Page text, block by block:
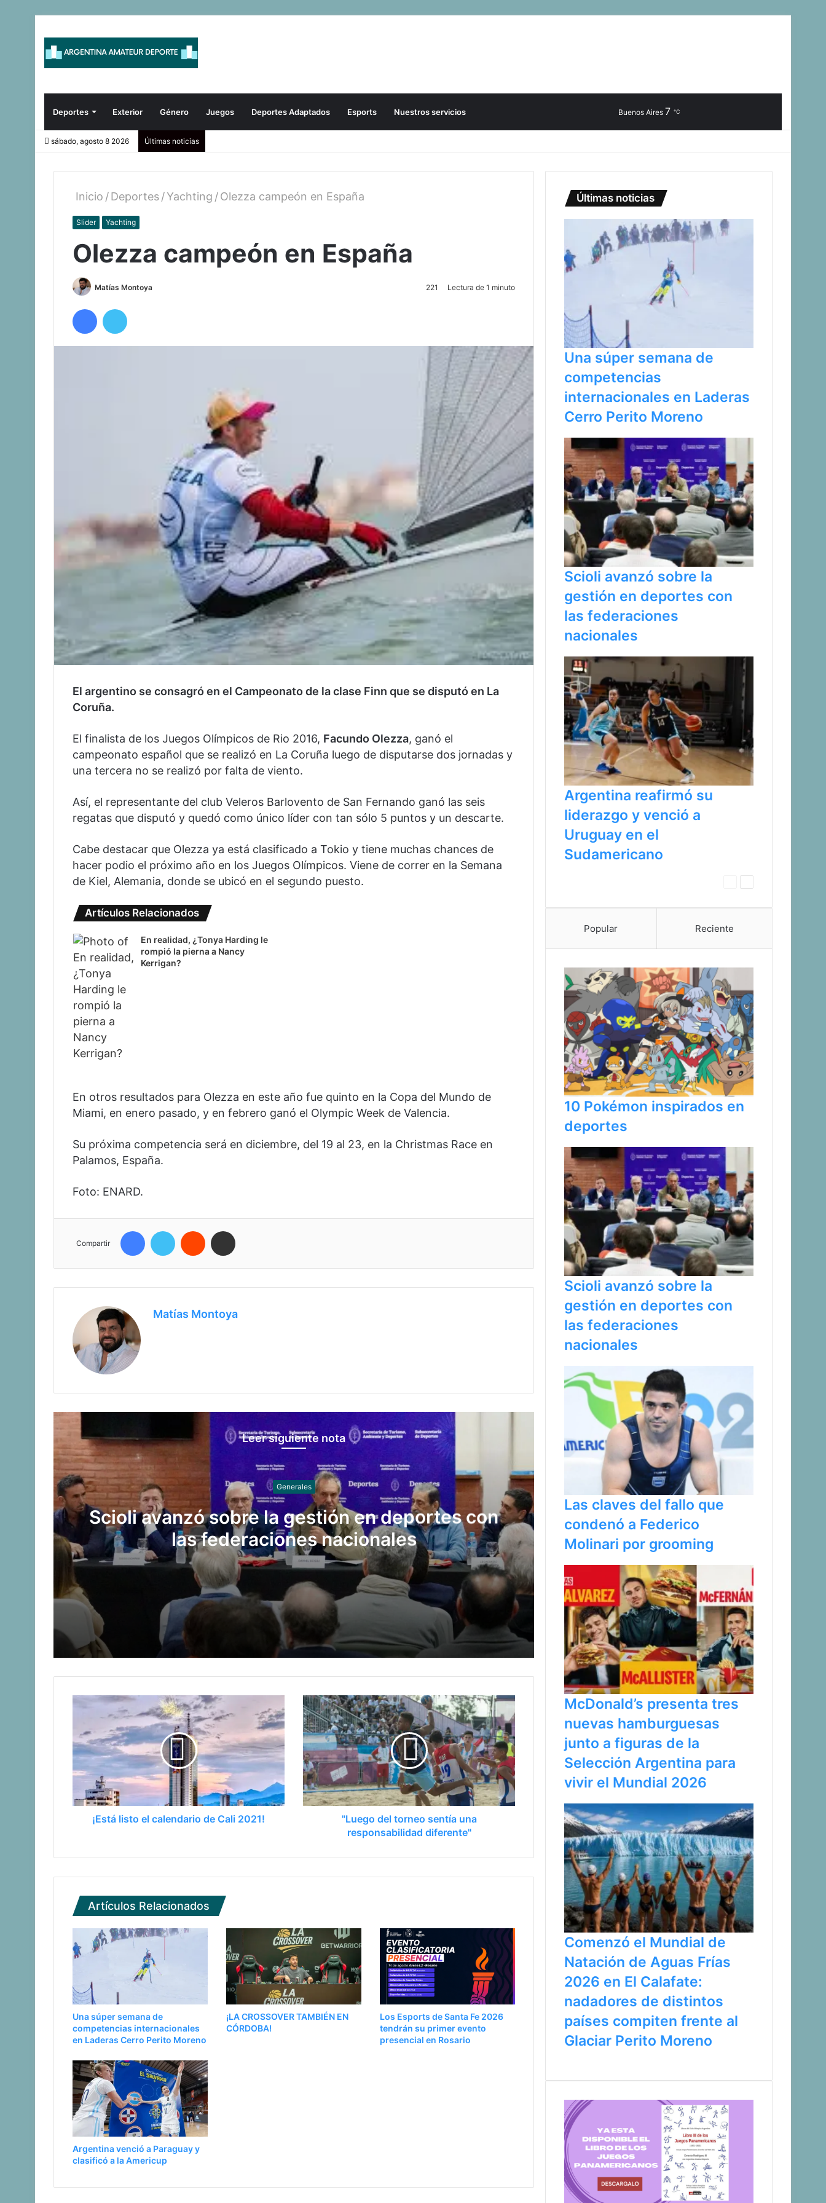
Deportes Exterior Género Juegos Deportes Adaptados Esports Nuestros servicios Buenos Aires 7 ℃
sábado, agosto 8 2026 Últimas noticias
Inicio /Deportes/Yachting /Olezza campeón en España
Slider Yachting
Olezza campeón en España
Matías Montoya 221 Lectura de 1 minuto
Facebook
El argentino se consagró en el Campeonato de la clase Finn que se disputó en La
Coruña.
El finalista de los Juegos Olímpicos de Rio 2016, Facundo Olezza, ganó el
campeonato español que se realizó en La Coruña luego de disputarse dos jornadas y
una tercera no se realizó por falta de viento.
Así, el representante del club Veleros Barlovento de San Fernando ganó las seis
regatas que disputó y quedó como único líder con tan sólo 5 puntos y un descarte.
Cabe destacar que Olezza ya está clasificado a Tokio y tiene muchas chances de
hacer podio el próximo año en los Juegos Olímpicos. Viene de correr en la Semana
de Kiel, Alemania, donde se ubicó en el segundo puesto.
Artículos Relacionados
En realidad, ¿Tonya Harding le
rompió la pierna a Nancy
Kerrigan?
En otros resultados para Olezza en este año fue quinto en la Copa del Mundo de
Miami, en enero pasado, y en febrero ganó el Olympic Week de Valencia.
Su próxima competencia será en diciembre, del 19 al 23, en la Christmas Race en
Palamos, España.
Foto: ENARD.
Compartir
Facebook
Twitter Reddit
Matías Montoya
Leer siguiente nota
Generales
Scioli avanzó sobre la gestión en deportes con
las federaciones nacionales
Scioli avanzó sobre la gestión en deportes con las federaciones nacionales
Confirmado el equipo de pesistas para Santa Fe 2026
¡Está listo el calendario de Cali 2021!
"Luego del torneo sentía una
responsabilidad diferente"
Artículos Relacionados
Una súper semana de
competencias internacionales
en Laderas Cerro Perito Moreno
¡LA CROSSOVER TAMBIÉN EN
CÓRDOBA!
Los Esports de Santa Fe 2026
tendrán su primer evento
presencial en Rosario
Argentina venció a Paraguay y
clasificó a la Americup
Últimas noticias
Una súper semana de
competencias
internacionales en Laderas
Cerro Perito Moreno
Scioli avanzó sobre la
gestión en deportes con
las federaciones
nacionales
Argentina reafirmó su
liderazgo y venció a
Uruguay en el
Sudamericano
Popular Reciente
10 Pokémon inspirados en
deportes
Scioli avanzó sobre la
gestión en deportes con
las federaciones
nacionales
Las claves del fallo que
condenó a Federico
Molinari por grooming
McDonald’s presenta tres
nuevas hamburguesas
junto a figuras de la
Selección Argentina para
vivir el Mundial 2026
Comenzó el Mundial de
Natación de Aguas Frías
2026 en El Calafate:
nadadores de distintos
países compiten frente al
Glaciar Perito Moreno